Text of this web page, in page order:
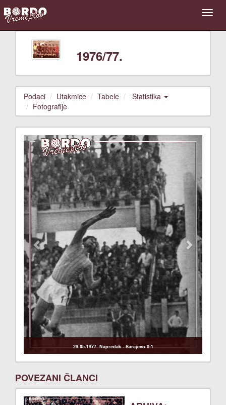
1976/77.
Podaci Utakmice Tabele
Statistika
Fotografije
29.05.1977. Napredak - Sarajevo 0:1
Previous Next
POVEZANI ČLANCI